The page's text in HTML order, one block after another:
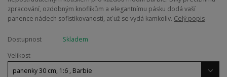
zpracování, ozdobným knoflíkům a elegantnímu pásku dodá vaší
panence nádech sofistikovanosti, ať už se vydá kamkoliv. Celý popis
Dostupnost
Skladem
Velikost